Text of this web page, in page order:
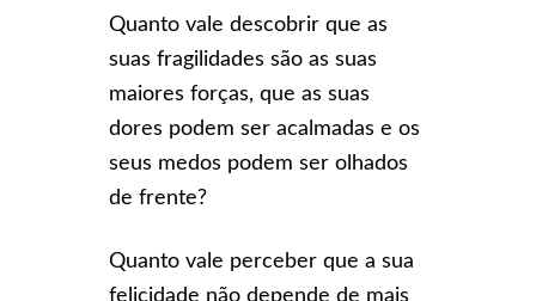
Quanto vale descobrir que as
suas fragilidades são as suas
maiores forças, que as suas
dores podem ser acalmadas e os
seus medos podem ser olhados
de frente?
Quanto vale perceber que a sua
felicidade não depende de mais